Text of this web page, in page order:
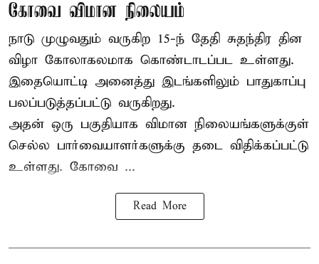
கோவை விமான நிலையம்
நாடு முழுவதும் வருகிற 15-ந் தேதி சுதந்திர தின
விழா கோலாகலமாக கொண்டாடப்பட உள்ளது.
இதையொட்டி அனைத்து இடங்களிலும் பாதுகாப்பு
பலப்படுத்தப்பட்டு வருகிறது.
அதன் ஒரு பகுதியாக விமான நிலையங்களுக்குள்
செல்ல பார்வையாளர்களுக்கு தடை விதிக்கப்பட்டு
உள்ளது. கோவை ...
Read More